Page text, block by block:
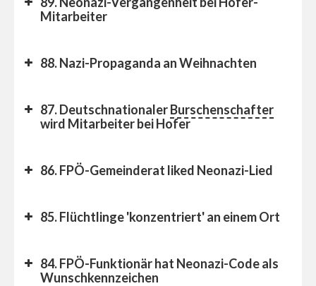
https://t.co/gxsVyIiGDK
25, 2025
Mitarbeiter
88. Nazi-Propaganda an Weihnachten
87. DeutschnationalerBurschenschafter
wird Mitarbeiter bei Hofer
86. FPÖ-Gemeinderat liked Neonazi-Lied
85. Flüchtlinge 'konzentriert' an einem Ort
84. FPÖ-Funktionär hat Neonazi-Code als
Wunschkennzeichen